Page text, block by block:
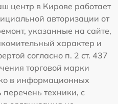
центр в Кирове работает
авторизации от
указанные на сайте,
характер и
согласно п. 2 ст. 437
торговой марки
в информационных
техники, с